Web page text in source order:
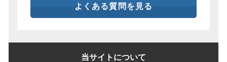
よくある質問を見る
当サイトについて